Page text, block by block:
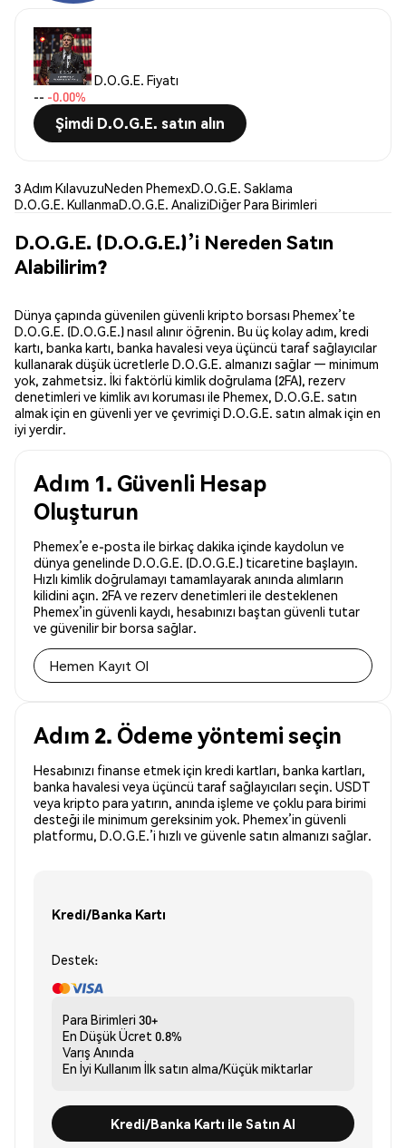
D.O.G.E. Fiyatı
-- -0.00%
Şimdi D.O.G.E. satın alın
3 Adım KılavuzuNeden PhemexD.O.G.E. Saklama
D.O.G.E. KullanmaD.O.G.E. AnaliziDiğer Para Birimleri
D.O.G.E. (D.O.G.E.)’i Nereden Satın
Alabilirim?
Dünya çapında güvenilen güvenli kripto borsası Phemex’te
D.O.G.E. (D.O.G.E.) nasıl alınır öğrenin. Bu üç kolay adım, kredi
kartı, banka kartı, banka havalesi veya üçüncü taraf sağlayıcılar
kullanarak düşük ücretlerle D.O.G.E. almanızı sağlar — minimum
yok, zahmetsiz. İki faktörlü kimlik doğrulama (2FA), rezerv
denetimleri ve kimlik avı koruması ile Phemex, D.O.G.E. satın
almak için en güvenli yer ve çevrimiçi D.O.G.E. satın almak için en
iyi yerdir.
Adım 1. Güvenli Hesap
Oluşturun
Phemex’e e-posta ile birkaç dakika içinde kaydolun ve
dünya genelinde D.O.G.E. (D.O.G.E.) ticaretine başlayın.
Hızlı kimlik doğrulamayı tamamlayarak anında alımların
kilidini açın. 2FA ve rezerv denetimleri ile desteklenen
Phemex’in güvenli kaydı, hesabınızı baştan güvenli tutar
ve güvenilir bir borsa sağlar.
Hemen Kayıt Ol
Adım 2. Ödeme yöntemi seçin
Hesabınızı finanse etmek için kredi kartları, banka kartları,
banka havalesi veya üçüncü taraf sağlayıcıları seçin. USDT
veya kripto para yatırın, anında işleme ve çoklu para birimi
desteği ile minimum gereksinim yok. Phemex’in güvenli
platformu, D.O.G.E.’i hızlı ve güvenle satın almanızı sağlar.
Kredi/Banka Kartı
Destek:
Para Birimleri 30+
En Düşük Ücret 0.8%
Varış Anında
En İyi Kullanım İlk satın alma/Küçük miktarlar
Kredi/Banka Kartı ile Satın Al